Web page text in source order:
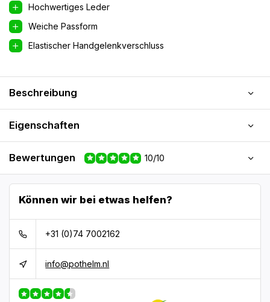
Hochwertiges Leder
Weiche Passform
Elastischer Handgelenkverschluss
Beschreibung
Eigenschaften
Bewertungen 10/10
Können wir bei etwas helfen?
+31 (0)74 7002162
info@pothelm.nl